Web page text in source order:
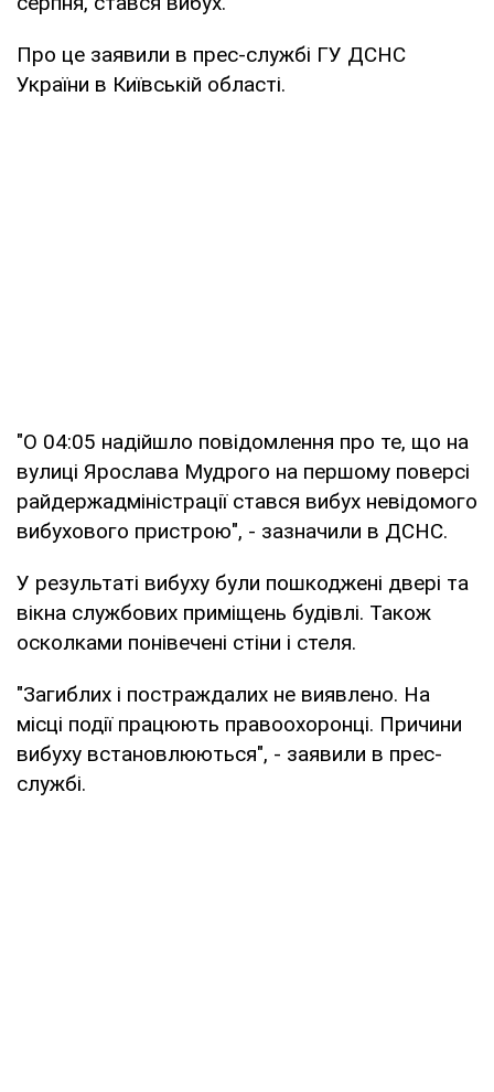
Про це заявили в прес-службі ГУ ДСНС
України в Київській області.
"О 04:05 надійшло повідомлення про те, що на
вулиці Ярослава Мудрого на першому поверсі
райдержадміністрації стався вибух невідомого
вибухового пристрою", - зазначили в ДСНС.
У результаті вибуху були пошкоджені двері та
вікна службових приміщень будівлі. Також
осколками понівечені стіни і стеля.
"Загиблих і постраждалих не виявлено. На
місці події працюють правоохоронці. Причини
вибуху встановлюються", - заявили в прес-
службі.